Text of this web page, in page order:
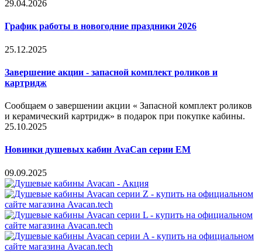
29.04.2026
График работы в новогодние праздники 2026
25.12.2025
Завершение акции - запасной комплект роликов и
картридж
Сообщаем о завершении акции « Запасной комплект роликов
и керамический картридж» в подарок при покупке кабины.
25.10.2025
Новинки душевых кабин AvaCan серии EM
09.09.2025